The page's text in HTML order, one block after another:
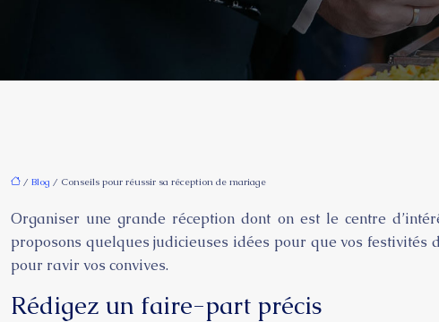
/ Blog / Conseils pour réussir sa réception de mariage
Organiser une grande réception dont on est le centre
proposons quelques judicieuses idées pour que vos
pour ravir vos convives.
Rédigez un faire-part précis